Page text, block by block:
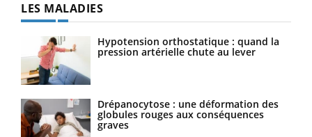
LES MALADIES
Hypotension orthostatique : quand la
pression artérielle chute au lever
Drépanocytose : une déformation des
globules rouges aux conséquences
graves